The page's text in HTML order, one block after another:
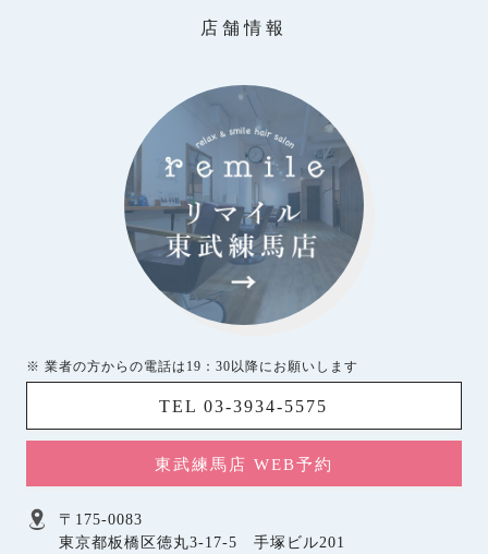
店舗情報
※ 業者の方からの電話は19：30以降にお願いします
TEL 03-3934-5575
東武練馬店 WEB予約
〒175-0083
東京都板橋区徳丸3-17-5 手塚ビル201